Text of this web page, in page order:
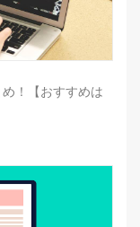
！【おすすめは